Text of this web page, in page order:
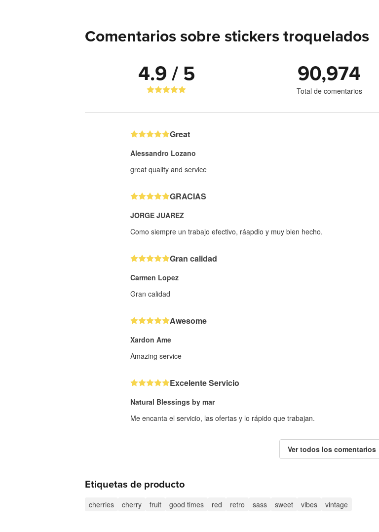
Comentarios sobre stickers troquelados
4.9 / 5 90,974
Total de comentarios
Great
Alessandro Lozano
great quality and service
GRACIAS
JORGE JUAREZ
Como siempre un trabajo efectivo, ráapdio y muy bien hecho.
Gran calidad
Carmen Lopez
Gran calidad
Awesome
Xardon Ame
Amazing service
Excelente Servicio
Natural Blessings by mar
Me encanta el servicio, las ofertas y lo rápido que trabajan.
Ver todos los comentarios
Etiquetas de producto
cherries cherry fruit good times red retro sass sweet vibes vintage